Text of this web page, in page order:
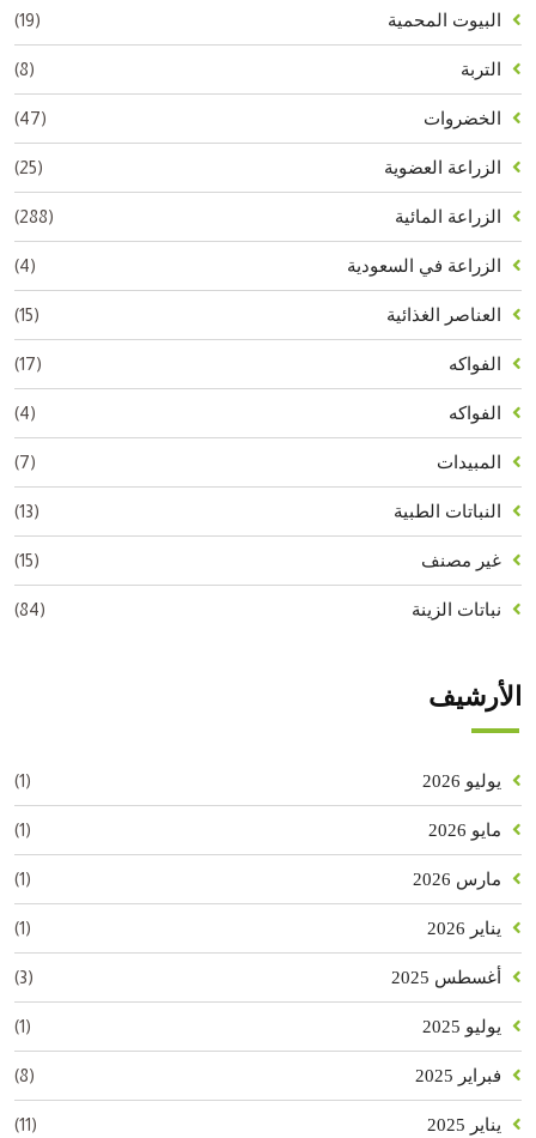
البيوت المحمية (19)
التربة (8)
الخضروات (47)
الزراعة العضوية (25)
الزراعة المائية (288)
الزراعة في السعودية (4)
العناصر الغذائية (15)
الفواكه (17)
الفواكه (4)
المبيدات (7)
النباتات الطبية (13)
غير مصنف (15)
نباتات الزينة (84)
الأرشيف
يوليو 2026 (1)
مايو 2026 (1)
مارس 2026 (1)
يناير 2026 (1)
أغسطس 2025 (3)
يوليو 2025 (1)
فبراير 2025 (8)
يناير 2025 (11)